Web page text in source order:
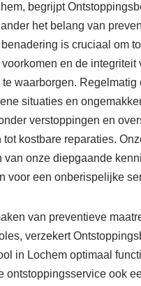
begrijpt
het belang van
is cruciaal om
en de integriteit
waarborgen. Regelmatig
situaties en
verstoppingen en
kostbare reparaties.
van onze diepgaande
voor een onberispelijke
van preventieve
verzekert
in Lochem optimaal
ontstoppingsservice ook